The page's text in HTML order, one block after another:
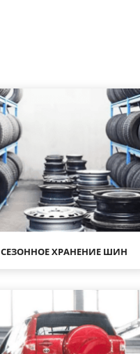
СЕЗОННОЕ ХРАНЕНИЕ ШИН